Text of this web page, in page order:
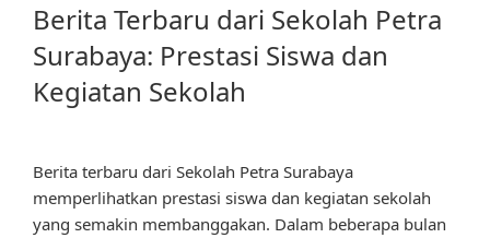
Berita Terbaru dari Sekolah Petra
Surabaya: Prestasi Siswa dan
Kegiatan Sekolah
Berita terbaru dari Sekolah Petra Surabaya
memperlihatkan prestasi siswa dan kegiatan sekolah
yang semakin membanggakan. Dalam beberapa bulan